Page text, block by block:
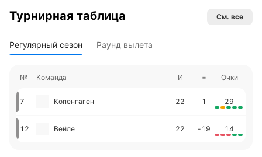
Турнирная таблица См. все
Регулярный сезон Раунд вылета
№ Команда И = Очки
7 Копенгаген 22 1 29
12 Вейле 22 -19 14